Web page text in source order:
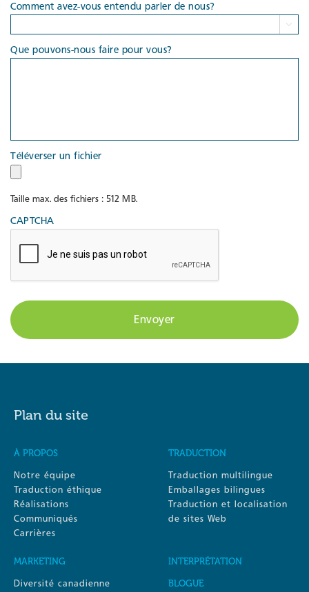
Comment avez-vous entendu parler de nous?

Que pouvons-nous faire pour vous?
Téléverser un fichier
Taille max. des fichiers : 512 MB.
CAPTCHA
Plan du site
À PROPOS
Notre équipe
Traduction éthique
Réalisations
Communiqués
Carrières
TRADUCTION
Traduction multilingue
Emballages bilingues
Traduction et localisation
de sites Web
MARKETING
Diversité canadienne
INTERPRÉTATION
BLOGUE